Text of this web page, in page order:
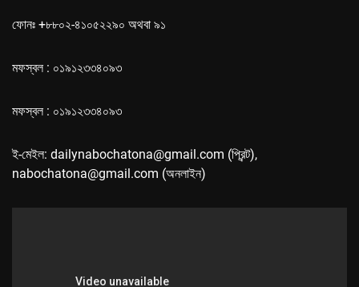
ফোনঃ +৮৮০২-৪১০৫২২৯০ অথবা ৯১
মফস্বল : ০১৯১২৩৩৪০৯৩
মফস্বল : ০১৯১২৩৩৪০৯৩
ই-মেইল: dailynabochatona@gmail.com (প্রিন্ট),
nabochatona@gmail.com (অনলাইন)